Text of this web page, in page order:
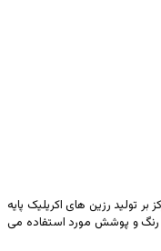
تولید رزین های اکریلیک پایه
و پوشش مورد استفاده می